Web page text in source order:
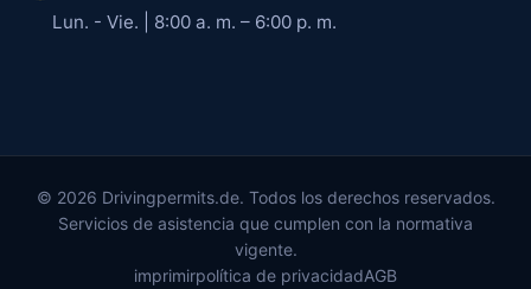
Lun. - Vie. | 8:00 a. m. – 6:00 p. m.
© 2026 Drivingpermits.de. Todos los derechos reservados.
Servicios de asistencia que cumplen con la normativa
vigente.
imprimirpolítica de privacidadAGB